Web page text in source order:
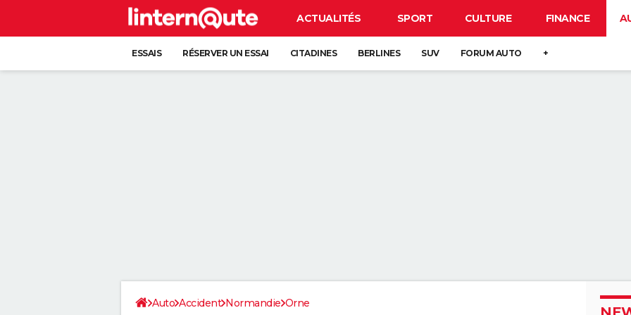
ACTUALITÉS SPORT CULTURE FINANCE
ESSAIS RÉSERVER UN ESSAI CITADINES BERLINES SUV FORUM AUTO +
Auto Accident Normandie Orne